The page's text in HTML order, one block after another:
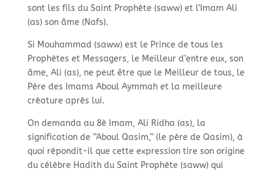
sont les fils du Saint Prophète (saww) et l’Imam Ali
(as) son âme (Nafs).
Si Mouhammad (saww) est le Prince de tous les
Prophètes et Messagers, le Meilleur d’entre eux, son
âme, Ali (as), ne peut être que le Meilleur de tous, le
Père des Imams Aboul Aymmah et la meilleure
créature après lui.
On demanda au 8è Imam, Ali Ridha (as), la
signification de ’’Aboul Qasim,’’ (le père de Qasim), à
quoi répondit-il que cette expression tire son origine
du célèbre Hadith du Saint Prophète (saww) qui